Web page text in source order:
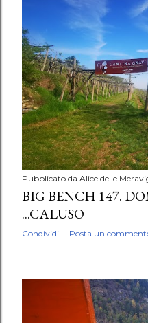
Pubblicato da Alice delle
BIG BENCH 147.
...CALUSO
Condividi Posta un